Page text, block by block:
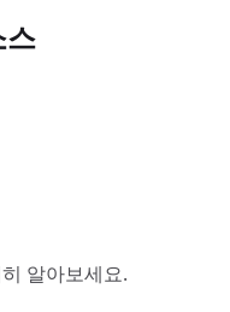
스
알아보세요.